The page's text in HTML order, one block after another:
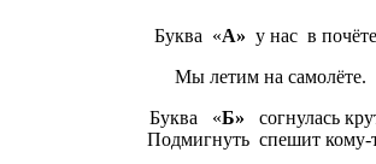
Буква «А» у нас в
Мы летим на самолёте.
Буква «Б» согнулась
Подмигнуть спешит кому-